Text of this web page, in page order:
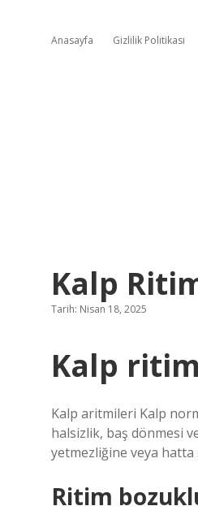
Anasayfa Gizlilik Politikası
Kalp
Tarih: Nisan 18, 2025
Kalp
Kalp aritmileri Kalp
halsizlik, baş dönmesi
yetmezliğine veya hatta
Ritim